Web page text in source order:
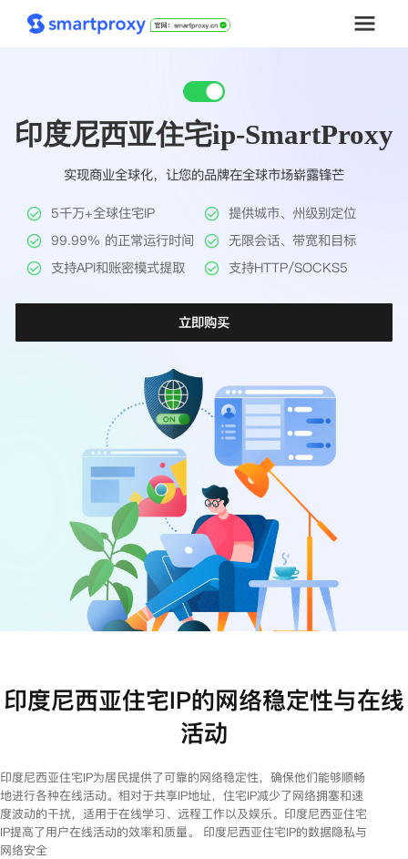
套餐购买
解决方案
工具
帮助中心
印度尼西亚住宅ip-SmartProxy
实现商业全球化，让您的品牌在全球市场崭露锋芒
5千万+全球住宅IP
提供城市、州级别定位
99.99% 的正常运行时间
无限会话、带宽和目标
支持API和账密模式提取
支持HTTP/SOCKS5
立即购买
印度尼西亚住宅IP的网络稳定性与在线
活动
印度尼西亚住宅IP为居民提供了可靠的网络稳定性，确保他们能够顺畅
地进行各种在线活动。相对于共享IP地址，住宅IP减少了网络拥塞和速
度波动的干扰，适用于在线学习、远程工作以及娱乐。印度尼西亚住宅
IP提高了用户在线活动的效率和质量。 印度尼西亚住宅IP的数据隐私与
网络安全